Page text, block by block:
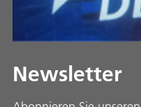
Newsletter